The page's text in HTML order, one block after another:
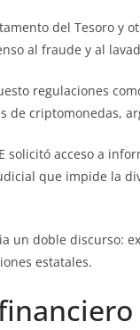
del Tesoro y
al fraude y al
regulaciones
de criptomonedas,
solicitó acceso a
que impide la
un doble discurso:
estatales.